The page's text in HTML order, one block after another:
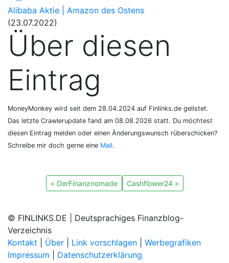
Alibaba Aktie | Amazon des Ostens
(23.07.2022)
Über diesen
Eintrag
MoneyMonkey wird seit dem 28.04.2024 auf Finlinks.de gelistet.
Das letzte Crawlerupdate fand am 08.08.2026 statt. Du möchtest
diesen Eintrag melden oder einen Änderungswunsch rüberschicken?
Schreibe mir doch gerne eine Mail.
« DerFinanznomade Cashflower24 »
© FINLINKS.DE | Deutsprachiges Finanzblog-
Verzeichnis
Kontakt
Über Link vorschlagen
Werbegrafiken
Impressum
Datenschutzerklärung